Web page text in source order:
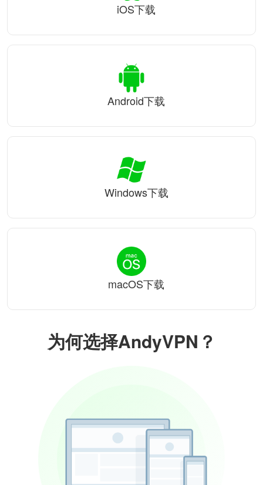
为何选择AndyVPN？
iOS下载
Android下载
Windows下载
macOS下载